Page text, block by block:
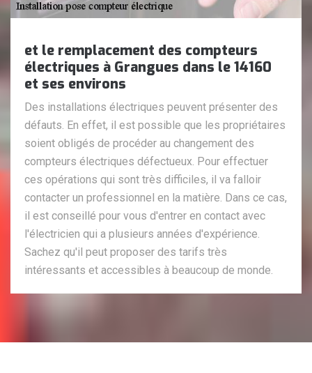
et le remplacement des compteurs
électriques à Grangues dans le 14160
et ses environs
Des installations électriques peuvent présenter des
défauts. En effet, il est possible que les propriétaires
soient obligés de procéder au changement des
compteurs électriques défectueux. Pour effectuer
ces opérations qui sont très difficiles, il va falloir
contacter un professionnel en la matière. Dans ce cas,
il est conseillé pour vous d'entrer en contact avec
l'électricien qui a plusieurs années d'expérience.
Sachez qu'il peut proposer des tarifs très
intéressants et accessibles à beaucoup de monde.